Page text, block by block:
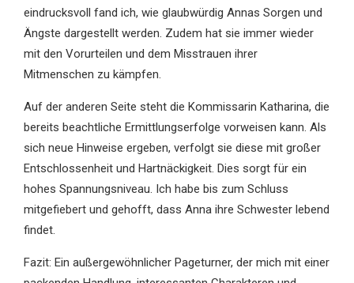
eindrucksvoll fand ich, wie glaubwürdig Annas Sorgen und
Ängste dargestellt werden. Zudem hat sie immer wieder
mit den Vorurteilen und dem Misstrauen ihrer
Mitmenschen zu kämpfen.
Auf der anderen Seite steht die Kommissarin Katharina, die
bereits beachtliche Ermittlungserfolge vorweisen kann. Als
sich neue Hinweise ergeben, verfolgt sie diese mit großer
Entschlossenheit und Hartnäckigkeit. Dies sorgt für ein
hohes Spannungsniveau. Ich habe bis zum Schluss
mitgefiebert und gehofft, dass Anna ihre Schwester lebend
findet.
Fazit: Ein außergewöhnlicher Pageturner, der mich mit einer